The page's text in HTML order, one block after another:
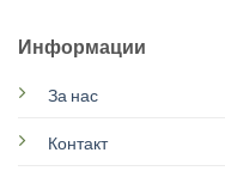
Информации
За нас
Контакт